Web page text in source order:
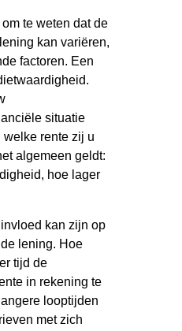
te weten dat de
kan variëren,
factoren. Een
situatie
welke rente zij u
algemeen geldt:
hoe lager
kan zijn op
lening. Hoe
tijd de
in rekening te
looptijden
met zich